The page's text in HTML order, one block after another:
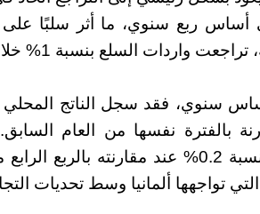
أساس ربع سنوي، ما أثر سلبًا على
واردات السلع بنسبة 1% خلال نفس الفترة.
سنوي، فقد سجل الناتج المحلي
بالفترة نفسها من العام
التي تواجهها ألمانيا وسط تحديات